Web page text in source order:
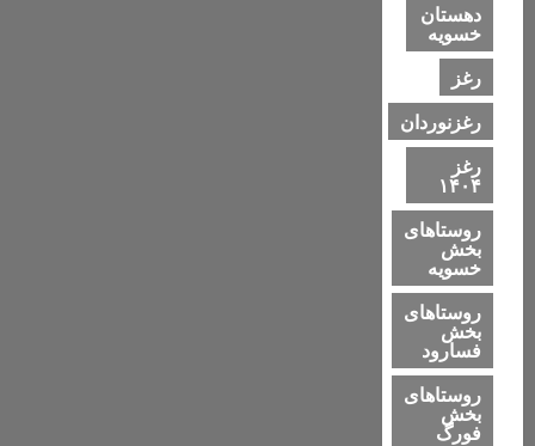
دهستان
خسویه
رغز
رغزنوردان
رغز
۱۴۰۴
روستاهای
بخش
خسویه
روستاهای
بخش
فسارود
روستاهای
بخش
فورگ